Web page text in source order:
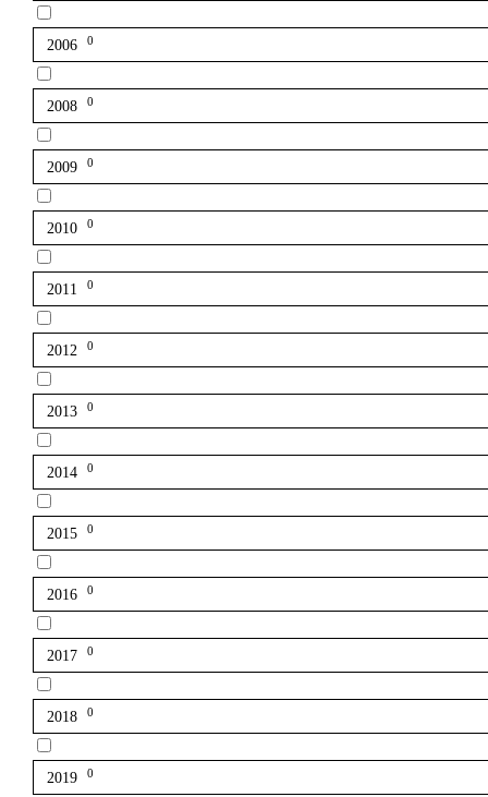
2006 0
2008 0
2009 0
2010 0
2011 0
2012 0
2013 0
2014 0
2015 0
2016 0
2017 0
2018 0
2019 0